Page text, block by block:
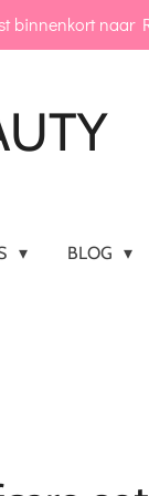
binnenkort naar
BLOG